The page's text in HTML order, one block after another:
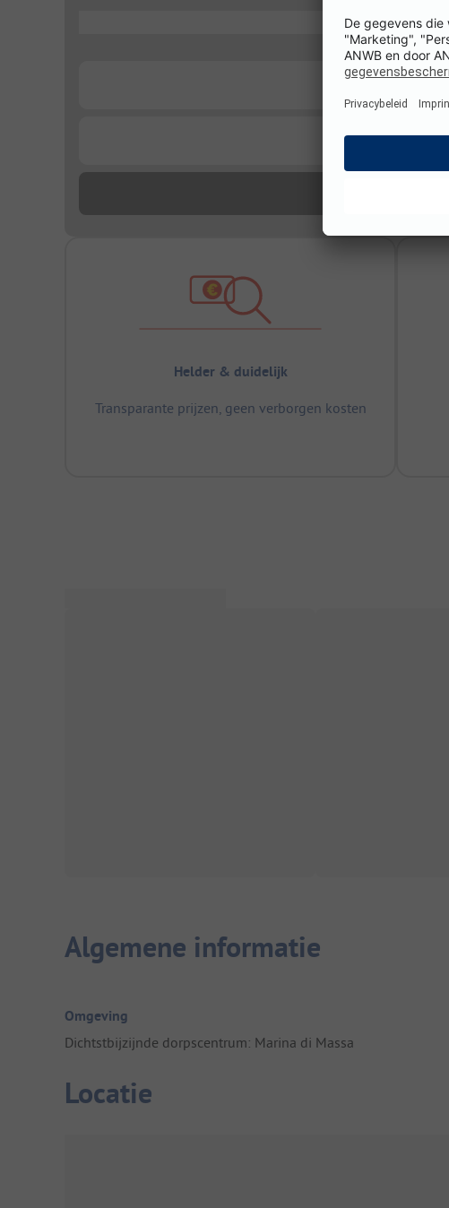
Helder & duidelijk
Transparante prijzen, geen verborgen kosten
Algemene informatie
Omgeving
Dichtstbijzijnde dorpscentrum: Marina di Massa
Locatie